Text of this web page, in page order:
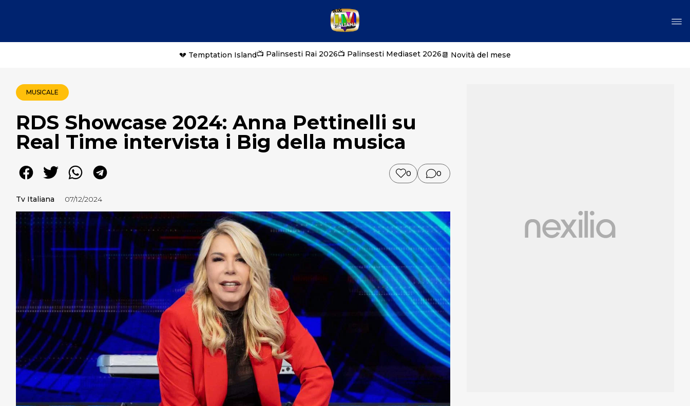
💔 Temptation Island📺 Palinsesti Rai 2026📺 Palinsesti Mediaset 2026📆 Novità del mese
MUSICALE
RDS Showcase 2024: Anna Pettinelli su
Real Time intervista i Big della musica
0 0
Tv Italiana 07/12/2024